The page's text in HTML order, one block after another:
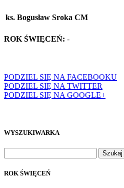
ks. Bogusław Sroka CM
ROK ŚWIĘCEŃ: -
PODZIEL SIĘ NA FACEBOOKU
PODZIEL SIĘ NA TWITTER
PODZIEL SIĘ NA GOOGLE+
WYSZUKIWARKA
ROK ŚWIĘCEŃ